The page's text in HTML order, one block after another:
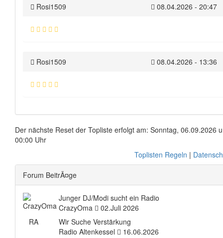
Rosi1509 08.04.2026 - 20:47
Rosi1509 08.04.2026 - 13:36
Der nächste Reset der Topliste erfolgt am: Sonntag, 06.09.2026
00:00 Uhr
Toplisten Regeln |
Forum BeitrÃ¤ge
Junger DJ/Modi sucht ein Radio
CrazyOma
02.Juli 2026
RA
Wir Suche Verstärkung
Radio Altenkessel
16.06.2026